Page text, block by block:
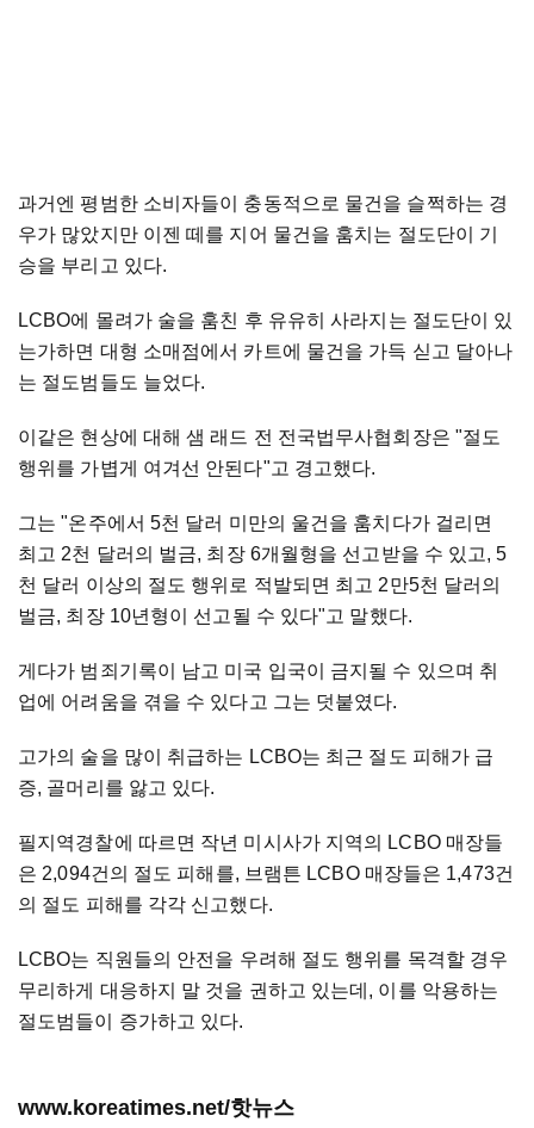
과거엔 평범한 소비자들이 충동적으로 물건을 슬쩍하는 경
우가 많았지만 이젠 떼를 지어 물건을 훔치는 절도단이 기
승을 부리고 있다.
LCBO에 몰려가 술을 훔친 후 유유히 사라지는 절도단이 있
는가하면 대형 소매점에서 카트에 물건을 가득 싣고 달아나
는 절도범들도 늘었다.
이같은 현상에 대해 샘 래드 전 전국법무사협회장은 "절도
행위를 가볍게 여겨선 안된다"고 경고했다.
그는 "온주에서 5천 달러 미만의 울건을 훔치다가 걸리면
최고 2천 달러의 벌금, 최장 6개월형을 선고받을 수 있고, 5
천 달러 이상의 절도 행위로 적발되면 최고 2만5천 달러의
벌금, 최장 10년형이 선고될 수 있다"고 말했다.
게다가 범죄기록이 남고 미국 입국이 금지될 수 있으며 취
업에 어려움을 겪을 수 있다고 그는 덧붙였다.
고가의 술을 많이 취급하는 LCBO는 최근 절도 피해가 급
증, 골머리를 앓고 있다.
필지역경찰에 따르면 작년 미시사가 지역의 LCBO 매장들
은 2,094건의 절도 피해를, 브램튼 LCBO 매장들은 1,473건
의 절도 피해를 각각 신고했다.
LCBO는 직원들의 안전을 우려해 절도 행위를 목격할 경우
무리하게 대응하지 말 것을 권하고 있는데, 이를 악용하는
절도범들이 증가하고 있다.
www.koreatimes.net/핫뉴스